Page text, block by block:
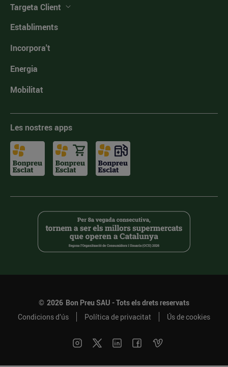
Targeta Client
Establiments
Incorpora't
Energia
Mobilitat
Les nostres apps
© 2026 Bon Preu SAU - Tots els drets reservats
Condicions d’ús
Política de privacitat Ús de cookies